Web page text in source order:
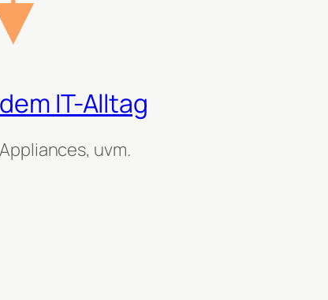
IT-Alltag
uvm.